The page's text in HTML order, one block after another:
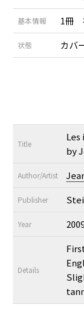
基本情報 1冊
状態 カバ
Title
by
Author/Artist
Publisher
Year
Details